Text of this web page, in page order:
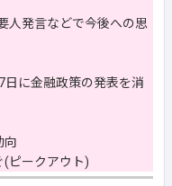
人発言などで今後への思
日に金融政策の発表を消
向
(ピークアウト)